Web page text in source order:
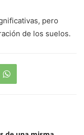
pero
de los suelos.